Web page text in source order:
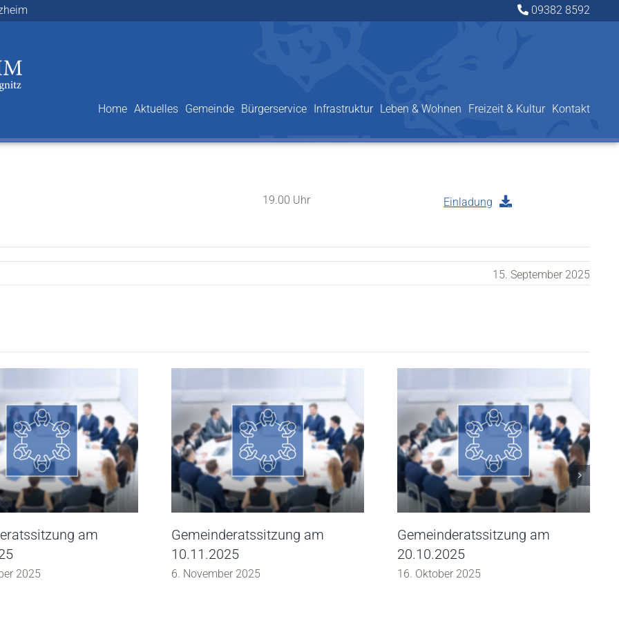
09382 8592
Home Aktuelles Gemeinde Bürgerservice Infrastruktur Leben & Wohnen Freizeit & Kultur Kontakt
19.00 Uhr Einladung
15. September 2025
am
2025
Gemeinderatssitzung am
10.11.2025
6. November 2025
Gemeinderatssitzung am
20.10.2025
16. Oktober 2025